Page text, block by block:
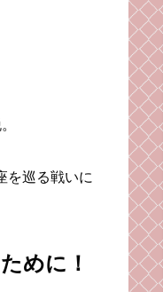
を巡る戦いに
めに！